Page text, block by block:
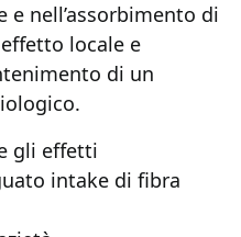
nell’assorbimento di
locale e
di un
gli effetti
intake di fibra